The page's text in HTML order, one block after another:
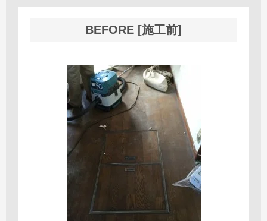
BEFORE [施工前]